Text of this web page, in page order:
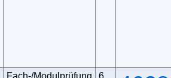
Fach-/Modulprüfung 6